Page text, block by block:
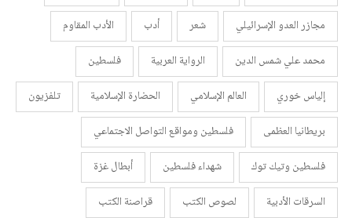
مجازر العدو الإسرائيلي
شعر أدب
الأدب المقاوم
محمد علي شمس الدين
الرواية العربية
فلسطين
إلياس خوري
العالم الإسلامي الحضارة الإسلامية
تلفزيون
بريطانيا العظمى
فلسطين ومواقع التواصل الاجتماعي
فلسطين وتيك توك
شهداء فلسطين
أبطال غزة
السرقات الأدبية
لصوص الكتب
قراصنة الكتب